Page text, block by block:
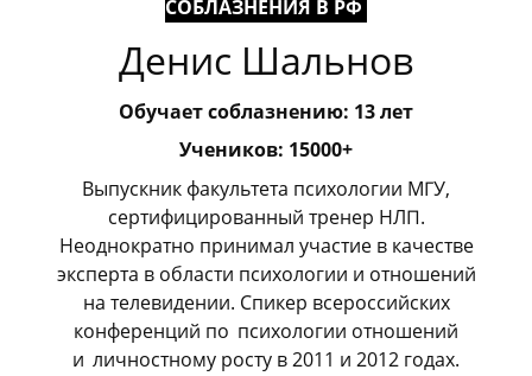
СОБЛАЗНЕНИЯ В РФ
Денис Шальнов
Обучает соблазнению: 13 лет
Учеников: 15000+
Выпускник факультета психологии МГУ,
сертифицированный тренер НЛП.
Неоднократно принимал участие в качестве
эксперта в области психологии и отношений
на телевидении. Спикер всероссийских
конференций по психологии отношений
и личностному росту в 2011 и 2012 годах.